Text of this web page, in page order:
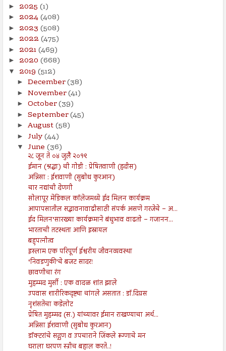
► 2025 (1)
► 2024(408)
► 2023 (508)
► 2022 (475)
► 2021(469)
► 2020 (668)
▼ 2019 (512)
► December(38)
► November(41)
► October(39)
► September(45)
► August(58)
► July(44)
▼ June (36)
२८ जून ते ०४ जुलै २०१९
ईमान (श्रद्धा) ची गोडी : प्रेषितवाणी (हदीस)
अन्निसा : ईशवाणी (सुबोध कुरआन)
चार नद्यांची देणगी
सोलापूर मेडिकल कॉलेजमध्ये ईद मिलन कार्यक्रम
आपापसातील सद्भावनावाढीसाठी संपर्क असणे गरजेचे – अ‍...
ईद मिलन’सारख्या कार्यक्रमाने बंधुभाव वाढतो – गजानन...
भारताची तटस्थता आणि इस्रायल
बहुपत्नीत्व
इस्लाम एक परिपूर्ण ईश्वरीय जीवनव्यवस्था
‘निवडणुकी’चे बजट सादर!
छावणीचा रंग
मुहम्मद मुर्सी : एक वादळ शांत झाले
उपवास शारीरिकदृष्ट्या चांगले असतात : डॉ.दिग्रस
नृशंसतेचा कडेलोट
प्रेषित मुहम्मद (स.) यांच्यावर ईमान राखण्याचा अर्थ...
अन्निसा ईशवाणी (सुबोध कुरआन)
डॉक्टरांचे सद्गुण व उपचाराने जिंकले रूग्णाचे मन
घराला घरपण स्त्रीच बहाल करते..!